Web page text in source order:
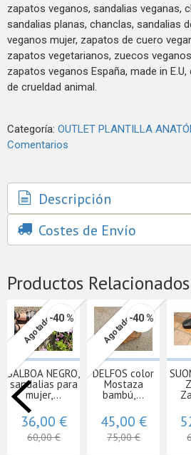
zapatos veganos, sandalias veganas,
sandalias planas, chanclas, sandalias
veganos mujer, zapatos de cuero
zapatos vegetarianos, zuecos
zapatos veganos España, made in
de crueldad animal.
Categoría: OUTLET PLANTILLA
Comentarios
Descripción
Costes de Envío
Productos Relacionados
Agotado-40 %
BALBOA NEGRO,
sandalias para
mujer,...
36,00 €
60,00 €
Agotado-40 %
DELFOS color
Mostaza
bambú,...
45,00 €
75,00 €